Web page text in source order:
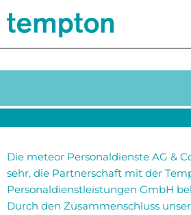
Die meteor Personaldienste AG &
sehr, die Partnerschaft mit der
Personaldienstleistungen GmbH
Durch den Zusammenschluss